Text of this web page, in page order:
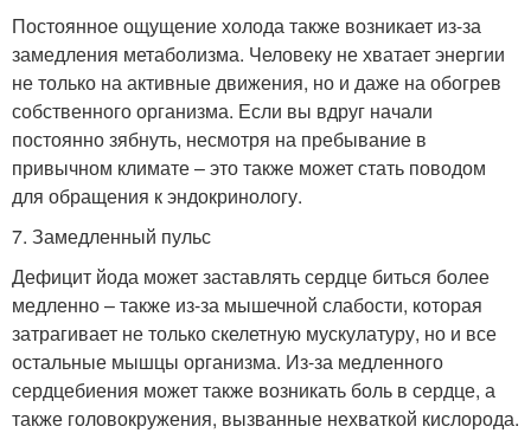
Постоянное ощущение холода также возникает из-за
замедления метаболизма. Человеку не хватает энергии
не только на активные движения, но и даже на обогрев
собственного организма. Если вы вдруг начали
постоянно зябнуть, несмотря на пребывание в
привычном климате – это также может стать поводом
для обращения к эндокринологу.
7. Замедленный пульс
Дефицит йода может заставлять сердце биться более
медленно – также из-за мышечной слабости, которая
затрагивает не только скелетную мускулатуру, но и все
остальные мышцы организма. Из-за медленного
сердцебиения может также возникать боль в сердце, а
также головокружения, вызванные нехваткой кислорода.